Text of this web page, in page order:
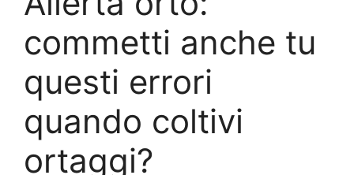
commetti anche tu
questi errori
quando coltivi
ortaggi?